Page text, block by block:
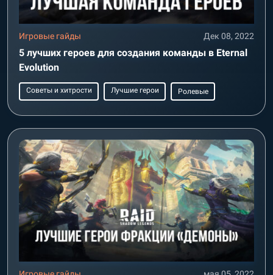
Игровые гайды Дек 08, 2022
5 лучших героев для создания команды в Eternal
Evolution
Советы и хитрости Лучшие герои Ролевые